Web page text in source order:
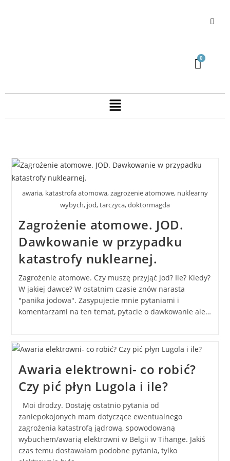
awaria, katastrofa atomowa, zagrożenie atomowe, nuklearny
wybych, jod, tarczyca, doktormagda
Zagrożenie atomowe. JOD.
Dawkowanie w przypadku
katastrofy nuklearnej.
Zagrożenie atomowe. Czy muszę przyjąć jod? Ile? Kiedy?
W jakiej dawce? W ostatnim czasie znów narasta
"panika jodowa". Zasypujecie mnie pytaniami i
komentarzami na ten temat, pytacie o dawkowanie ale…
Awaria elektrowni- co robić?
Czy pić płyn Lugola i ile?
Moi drodzy. Dostaję ostatnio pytania od
zaniepokojonych mam dotyczące ewentualnego
zagrożenia katastrofą jądrową, spowodowaną
wybuchem/awarią elektrowni w Belgii w Tihange. Jakiś
czas temu dostawałam podobne pytania, tylko